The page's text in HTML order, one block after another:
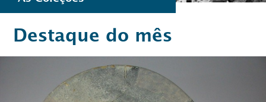
Destaque do mês